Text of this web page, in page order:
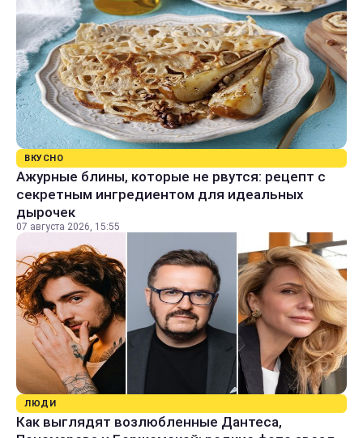
ВКУСНО
Ажурные блины, которые не рвутся: рецепт с
секретным ингредиентом для идеальных
дырочек
07 августа 2026, 15:55
ЛЮДИ
Как выглядят возлюбленные Дантеса,